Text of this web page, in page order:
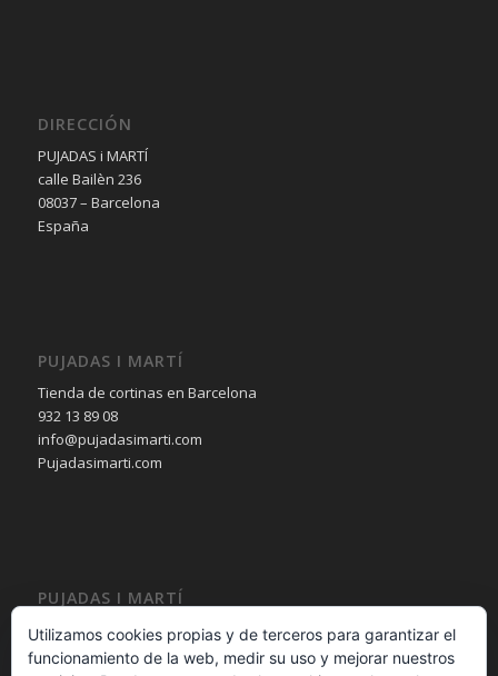
DIRECCIÓN
PUJADAS i MARTÍ
calle Bailèn 236
08037 – Barcelona
España
PUJADAS I MARTÍ
Tienda de cortinas en Barcelona
932 13 89 08
info@pujadasimarti.com
Pujadasimarti.com
PUJADAS I MARTÍ
Cortinas en Barcelona
Tendencia en cortinas
Utilizamos cookies propias y de terceros para garantizar el
funcionamiento de la web, medir su uso y mejorar nuestros